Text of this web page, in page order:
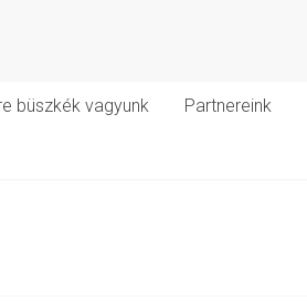
büszkék vagyunk Partnereink